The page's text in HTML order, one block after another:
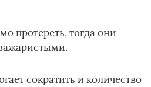
протереть, тогда они
сократить и количество